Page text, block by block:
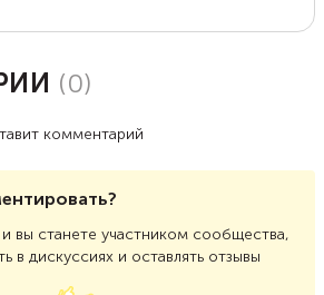
(0)
комментарий
и вы станете участником сообщества,
в дискуссиях и оставлять отзывы